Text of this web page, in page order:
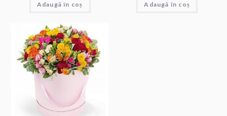
Adaugă în coș Adaugă în coș